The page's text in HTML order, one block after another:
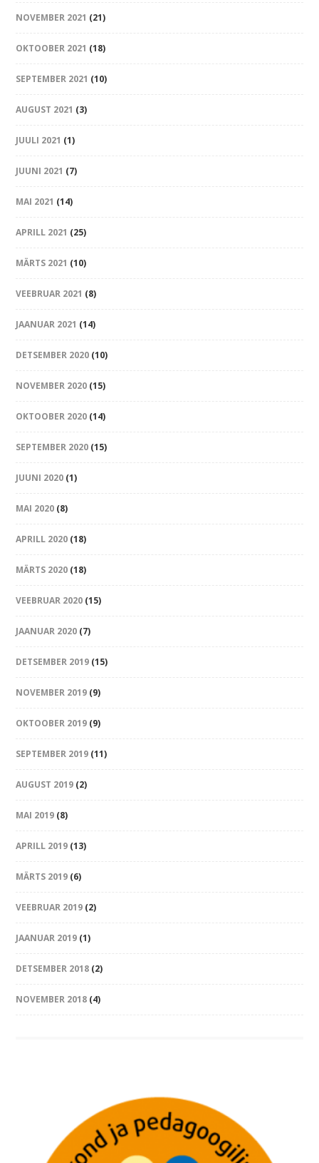
NOVEMBER 2021 (21)
OKTOOBER 2021 (18)
SEPTEMBER 2021 (10)
AUGUST 2021 (3)
JUULI 2021 (1)
JUUNI 2021 (7)
MAI 2021 (14)
APRILL 2021 (25)
MÄRTS 2021 (10)
VEEBRUAR 2021 (8)
JAANUAR 2021 (14)
DETSEMBER 2020 (10)
NOVEMBER 2020 (15)
OKTOOBER 2020 (14)
SEPTEMBER 2020 (15)
JUUNI 2020 (1)
MAI 2020 (8)
APRILL 2020 (18)
MÄRTS 2020 (18)
VEEBRUAR 2020 (15)
JAANUAR 2020 (7)
DETSEMBER 2019 (15)
NOVEMBER 2019 (9)
OKTOOBER 2019 (9)
SEPTEMBER 2019 (11)
AUGUST 2019 (2)
MAI 2019 (8)
APRILL 2019 (13)
MÄRTS 2019 (6)
VEEBRUAR 2019 (2)
JAANUAR 2019 (1)
DETSEMBER 2018 (2)
NOVEMBER 2018 (4)